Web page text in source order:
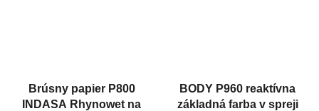
Brúsny papier P800
INDASA Rhynowet na
BODY P960 reaktívna
základná farba v spreji